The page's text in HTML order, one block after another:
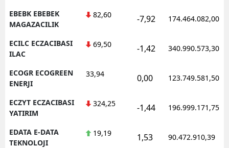
EBEBK EBEBEK
MAGAZACILIK
82,60 -7,92 174.464.082,00
ECILC ECZACIBASI
ILAC
69,50 -1,42 340.990.573,30
ECOGR ECOGREEN
ENERJI
33,94 0,00 123.749.581,50
ECZYT ECZACIBASI
YATIRIM
324,25 -1,44 196.999.171,75
EDATA E-DATA
TEKNOLOJI
19,19 1,53 90.472.910,39